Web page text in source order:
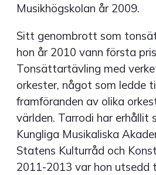
Musikhögskolan år 2009.
Sitt genombrott som
hon år 2010 vann första
Tonsättartävling med
orkester, något som ledde
framföranden av olika
världen. Tarrodi har erhållit
Kungliga Musikaliska
Statens Kulturråd och
2011-2013 var hon utsedd